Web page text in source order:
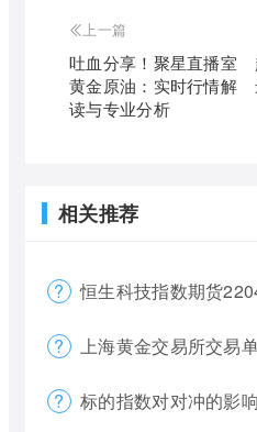
上一篇
吐血分享！聚星直播室
黄金原油：实时行情解
读与专业分析
相关推荐
恒生科技指数期货2204(
上海黄金交易所交易单
标的指数对对冲的影